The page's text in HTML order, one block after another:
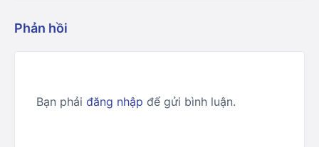
Phản hồi
Bạn phải đăng nhập để gửi bình luận.